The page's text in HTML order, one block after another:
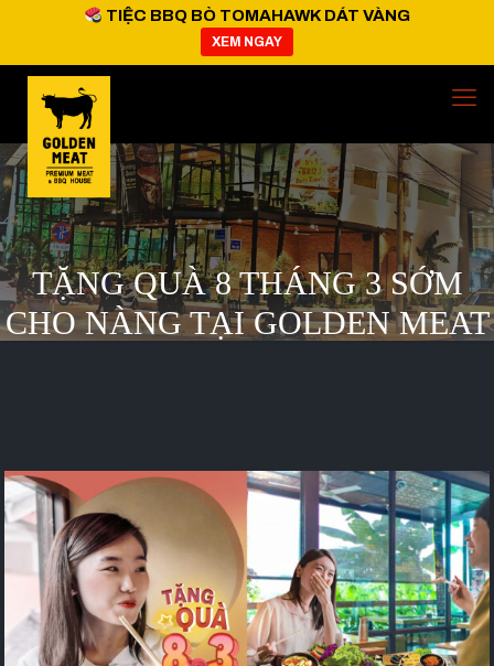
TẶNG QUÀ 8 THÁNG 3 SỚM
CHO NÀNG TẠI GOLDEN MEAT
TIỆC BBQ BÒ TOMAHAWK DÁT VÀNG
XEM NGAY